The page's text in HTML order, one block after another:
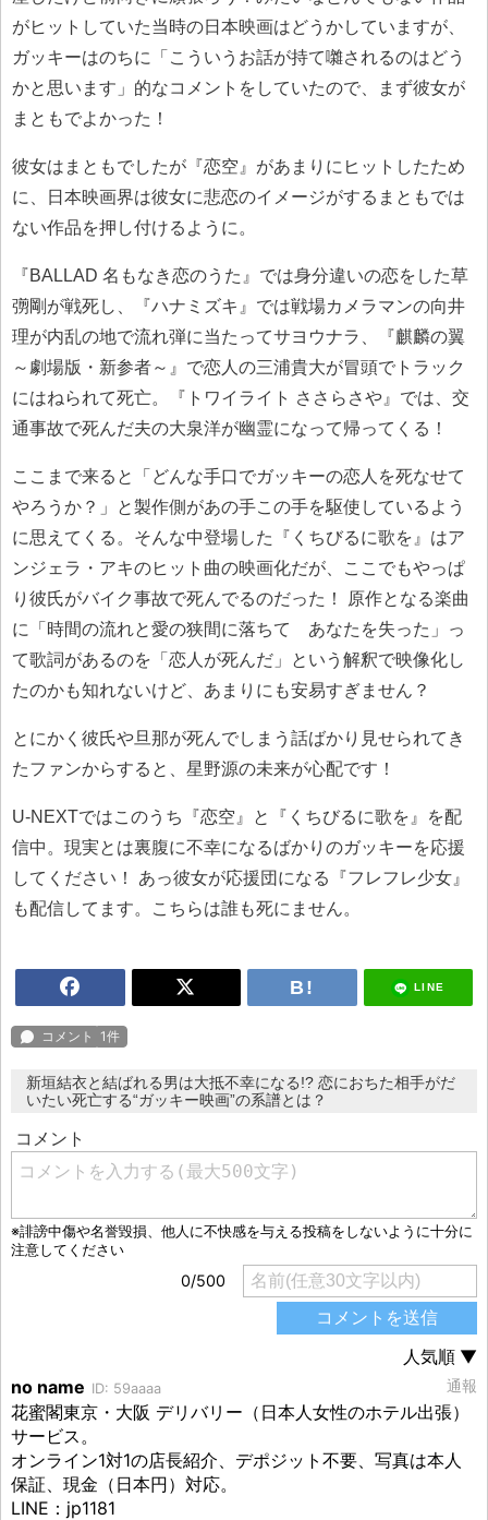
がヒットしていた当時の日本映画はどうかしていますが、
ガッキーはのちに「こういうお話が持て囃されるのはどう
かと思います」的なコメントをしていたので、まず彼女が
まともでよかった！
彼女はまともでしたが『恋空』があまりにヒットしたため
に、日本映画界は彼女に悲恋のイメージがするまともでは
ない作品を押し付けるように。
『BALLAD 名もなき恋のうた』では身分違いの恋をした草
彅剛が戦死し、『ハナミズキ』では戦場カメラマンの向井
理が内乱の地で流れ弾に当たってサヨウナラ、『麒麟の翼
～劇場版・新参者～』で恋人の三浦貴大が冒頭でトラック
にはねられて死亡。『トワイライト ささらさや』では、交
通事故で死んだ夫の大泉洋が幽霊になって帰ってくる！
ここまで来ると「どんな手口でガッキーの恋人を死なせて
やろうか？」と製作側があの手この手を駆使しているよう
に思えてくる。そんな中登場した『くちびるに歌を』はア
ンジェラ・アキのヒット曲の映画化だが、ここでもやっぱ
り彼氏がバイク事故で死んでるのだった！ 原作となる楽曲
に「時間の流れと愛の狭間に落ちて あなたを失った」っ
て歌詞があるのを「恋人が死んだ」という解釈で映像化し
たのかも知れないけど、あまりにも安易すぎません？
とにかく彼氏や旦那が死んでしまう話ばかり見せられてき
たファンからすると、星野源の未来が心配です！
U-NEXTではこのうち『恋空』と『くちびるに歌を』を配
信中。現実とは裏腹に不幸になるばかりのガッキーを応援
してください！ あっ彼女が応援団になる『フレフレ少女』
も配信してます。こちらは誰も死にません。
LINE
新垣結衣と結ばれる男は大抵不幸になる!? 恋におちた相手がだ
いたい死亡する“ガッキー映画”の系譜とは？